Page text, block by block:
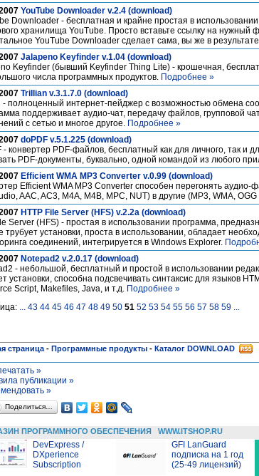
YouTube Downloader v.2.4 (download)
Downloader - бесплатная и крайне простая в
хранилища YouTube. Просто вставьте ссылку на нужный
YouTube Downloader сделает сама, вы же в
Jalapeno Keyfinder v.1.04 (download)
Keyfinder (бывший Keyfinder Thing Lite) - крошечная,
числа программных продуктов. Подробнее »
Trillian v.3.1.7.0 (download)
- полноценный интернет-пейджер с возможностью обмена
поддерживает аудио-чат, передачу файлов, групповой
с сетью и многое другое. Подробнее »
doPDF v.5.1.225 (download)
- конвертер PDF-файлов, бесплатный как для личного, так и
PDF-документы, буквально, одной командой из любого
Efficient WMA MP3 Converter v.0.99 (download)
Efficient WMA MP3 Converter способен перегонять
AAC, AC3, M4A, M4B, MPC, NUT) в другие (MP3, WMA,
HTTP File Server (HFS) v.2.2a (download)
Server (HFS) - простая в использовании программа,
трубует установки, проста в использовании, обладает
соединений, интегрируется в Windows Explorer.
Notepad2 v.2.0.17 (download)
- небольшой, бесплатный и простой в использовании
установки, способна подсвечивать синтаксис для языков
Script, Makefiles, Java, и т.д. Подробнее »
... 43 44 45 46 47 48 49 50 51 52 53 54 55 56 57 58 59 ...
страница - Программные продукты - Каталог DOWNLOAD
»
публикации »
»
Поделиться…
ПРОГРАММНОГО ОБЕСПЕЧЕНИЯ WWW.ITSHOP.RU
DevExpress /
DXperience
Subscription
GFI LanGuard
подписка на 1 год
(25-49 лицензий)